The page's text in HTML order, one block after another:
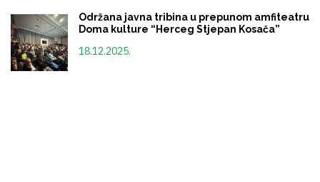
Održana javna tribina u prepunom amfiteatru
Doma kulture “Herceg Stjepan Kosača”
18.12.2025.